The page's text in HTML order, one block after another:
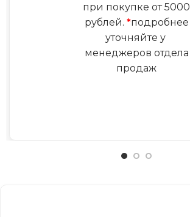
при покупке от 5000
рублей. *подробнее
уточняйте у
менеджеров отдела
продаж